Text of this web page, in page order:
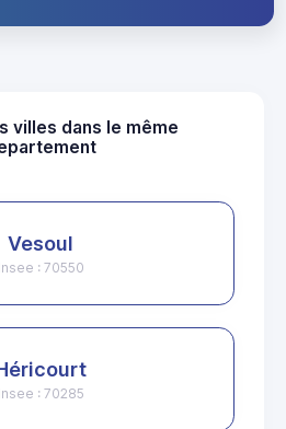
villes dans le même
Vesoul
Insee : 70550
Insee : 70285